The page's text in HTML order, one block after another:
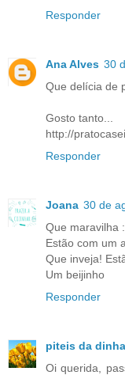
Responder
Ana Alves 30
Que delícia de
Gosto tanto...
http://
Responder
Joana 30 de
Que maravilha
Estão com um
Que inveja!
Um beijinho
Responder
piteis da dinha
Oi querida,